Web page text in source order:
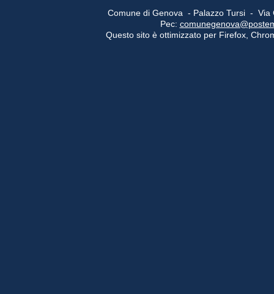
Comune di Genova - Palazzo Tursi -
Pec:
Questo sito è ottimizzato per Firefox,